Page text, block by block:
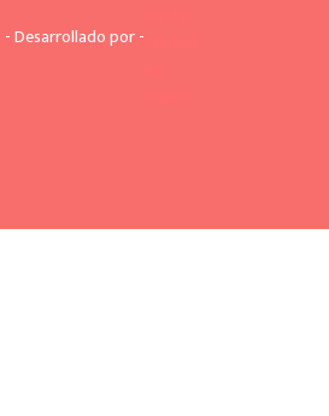
- Desarrollado por -